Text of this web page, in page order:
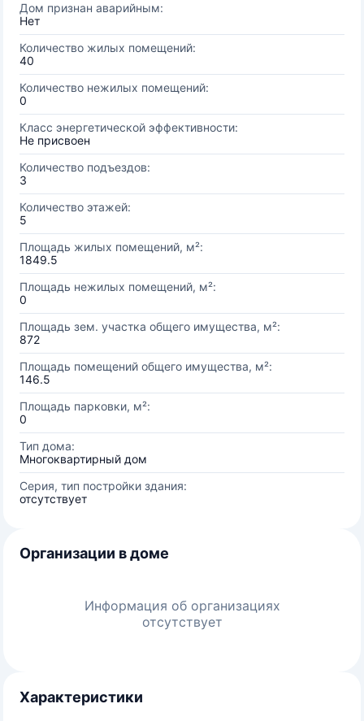
Дом признан аварийным:
Нет
Количество жилых помещений:
40
Количество нежилых помещений:
0
Класс энергетической эффективности:
Не присвоен
Количество подъездов:
3
Количество этажей:
5
Площадь жилых помещений, м²:
1849.5
Площадь нежилых помещений, м²:
0
Площадь зем. участка общего имущества, м²:
872
Площадь помещений общего имущества, м²:
146.5
Площадь парковки, м²:
0
Тип дома:
Многоквартирный дом
Серия, тип постройки здания:
отсутствует
Организации в доме
Информация об организациях
отсутствует
Характеристики